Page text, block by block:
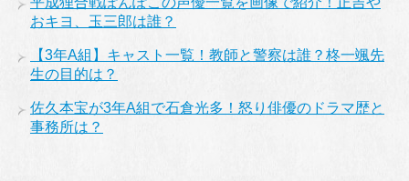
おキヨ、玉三郎は誰？
【3年A組】キャスト一覧！教師と警察は誰？柊一颯先
生の目的は？
佐久本宝が3年A組で石倉光多！怒り俳優のドラマ歴と
事務所は？